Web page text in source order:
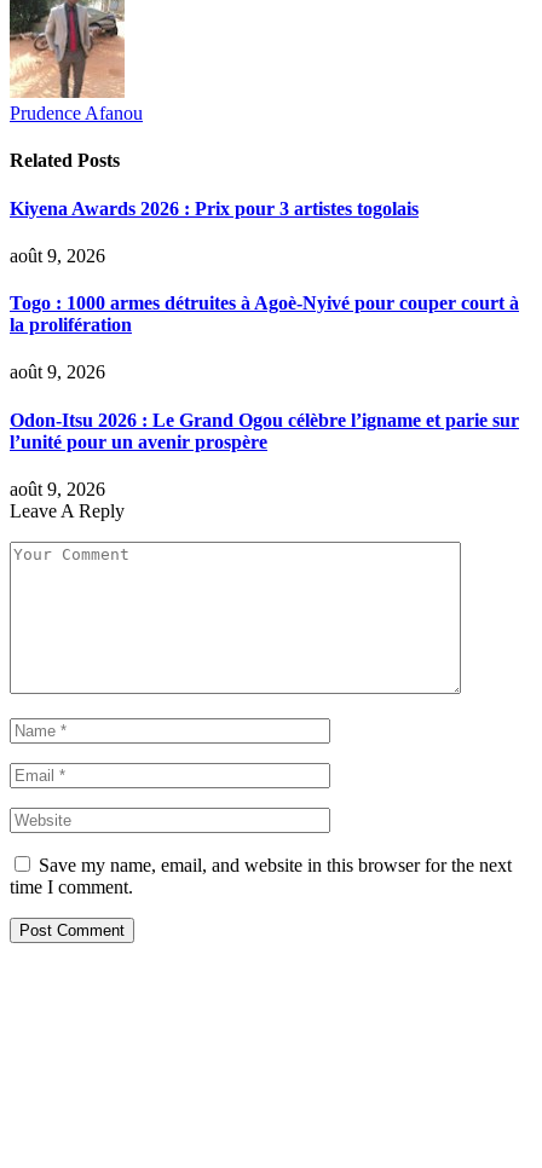
Prudence Afanou
Related Posts
Kiyena Awards 2026 : Prix pour 3 artistes togolais
août 9, 2026
Togo : 1000 armes détruites à Agoè-Nyivé pour couper court à
la prolifération
août 9, 2026
Odon-Itsu 2026 : Le Grand Ogou célèbre l’igname et parie sur
l’unité pour un avenir prospère
août 9, 2026
Leave A Reply
Save my name, email, and website in this browser for the next
time I comment.